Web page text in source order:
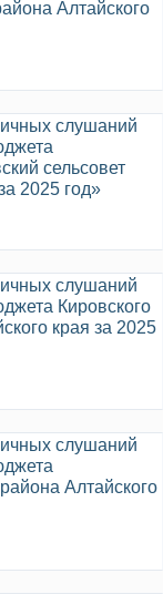
Алтайского
слушаний
сельсовет
2025 год»
слушаний
Кировского
края за 2025
слушаний
Алтайского